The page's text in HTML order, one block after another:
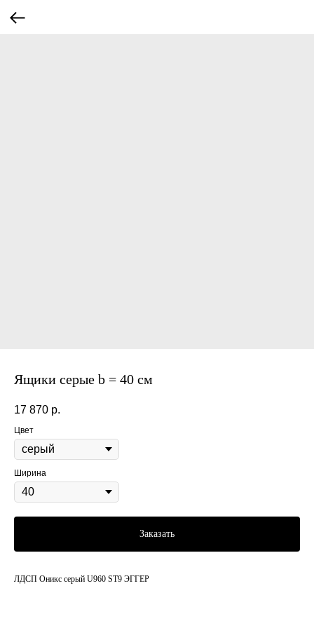
Ящики серые b = 40 см
17 870 р.
Цвет
Ширина
Заказать
ЛДСП Оникс серый U960 ST9 ЭГГЕР